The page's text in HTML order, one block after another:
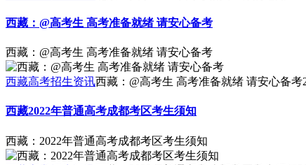
西藏：@高考生 高考准备就绪 请安心备考
西藏：@高考生 高考准备就绪 请安心备考
西藏高考招生资讯西藏：@高考生 高考准备就绪 请安心备考
西藏2022年普通高考成都考区考生须知
西藏：2022年普通高考成都考区考生须知